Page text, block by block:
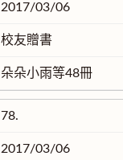
2017/03/06
校友贈書
朵朵小雨等48冊
78.
2017/03/06